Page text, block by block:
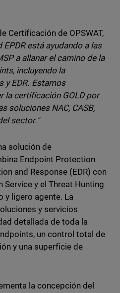
Certificación de OPSWAT,
EPDR está ayudando a las
a allanar el camino de la
incluyendo la
y EDR. Estamos
la certificación GOLD por
soluciones NAC, CASB,
sector."
solución de
Endpoint Protection
and Response (EDR) con
y el Threat Hunting
y ligero agente. La
y servicios
detallada de toda la
un control total de
y una superficie de
la concepción del